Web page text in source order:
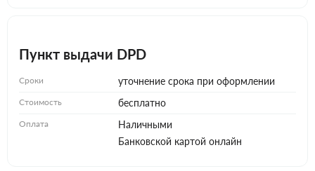
Пункт выдачи DPD
Сроки уточнение срока при оформлении
Стоимость бесплатно
Оплата
Наличными
Банковской картой онлайн